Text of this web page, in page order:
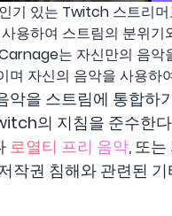
기 있는 Twitch 스트리
용하여 스트림의 분위
는 자신만의 음악
며 자신의 음악을 사용
악을 스트림에 통합하
의 지침을 준수한
로열티 프리 음악, 또
작권 침해와 관련된